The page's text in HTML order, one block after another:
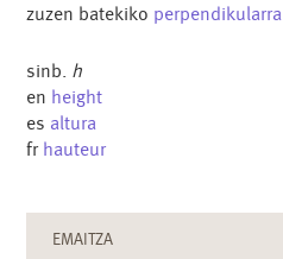
zuzen batekiko perpendikularra
sinb. h
en height
es altura
fr hauteur
EMAITZA